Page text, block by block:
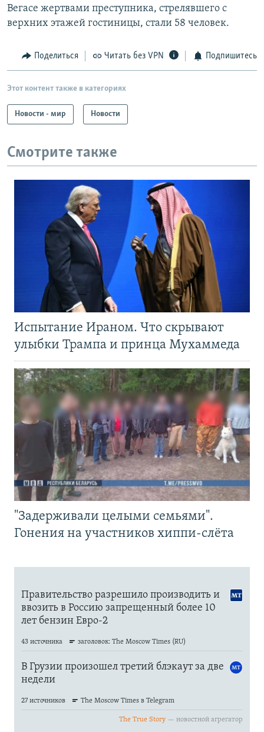
Вегасе жертвами преступника, стрелявшего с
верхних этажей гостиницы, стали 58 человек.
Поделиться Читать без VPN Подпишитесь
Этот контент также в категориях
Новости - мир Новости
Смотрите также
Испытание Ираном. Что скрывают
улыбки Трампа и принца Мухаммеда
"Задерживали целыми семьями".
Гонения на участников хиппи-слёта